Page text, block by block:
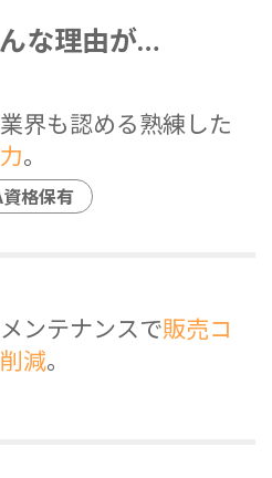
な理由が…
界も認める熟練した
。
格保有
ンテナンスで販売コ
減。